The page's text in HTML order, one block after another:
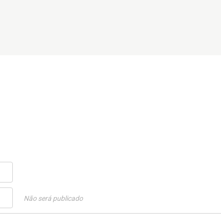
Não será publicado